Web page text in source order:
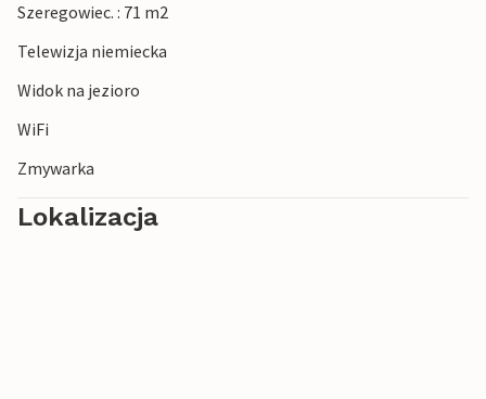
Szeregowiec. : 71 m2
Telewizja niemiecka
Widok na jezioro
WiFi
Zmywarka
Lokalizacja